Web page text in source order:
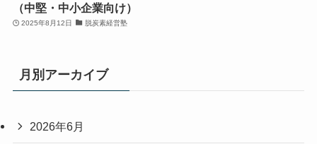
（中堅・中小企業向け）
2025年8月12日 脱炭素経営塾
月別アーカイブ
2026年6月